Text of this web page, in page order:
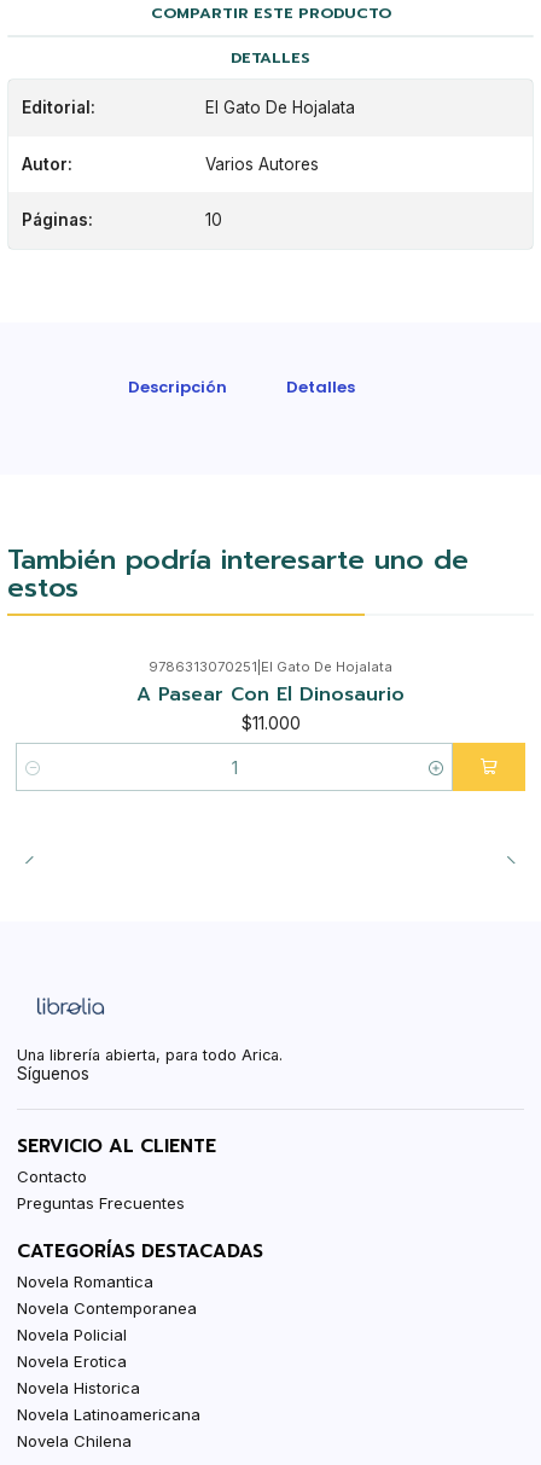
COMPARTIR ESTE PRODUCTO
DETALLES
Editorial: El Gato De Hojalata
Autor: Varios Autores
Páginas: 10
Descripción Detalles
También podría interesarte uno de
estos
9786313070251 El Gato De Hojalata
A Pasear Con El Dinosaurio
$11.000
Cantidad
Una librería abierta, para todo Arica.
Síguenos
SERVICIO AL CLIENTE
Contacto
Preguntas Frecuentes
CATEGORÍAS DESTACADAS
Novela Romantica
Novela Contemporanea
Novela Policial
Novela Erotica
Novela Historica
Novela Latinoamericana
Novela Chilena